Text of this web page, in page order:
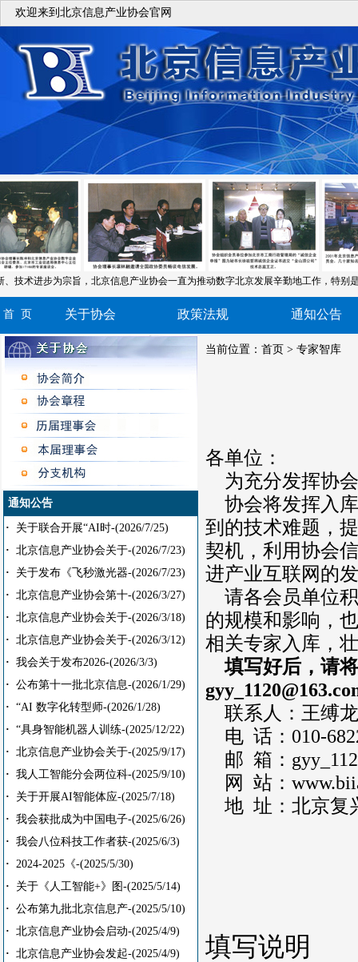
欢迎来到北京信息产业协会官网
术进步为宗旨，北京信息产业协会一直为推动数字北京发展辛勤地工作，特别是
首 页 关于协会 政策法规 通知公告
通知公告
· 关于联合开展“AI时-(2026/7/25)
· 北京信息产业协会关于-(2026/7/23)
·
关于发布《飞秒激光器-(2026/7/23)
· 北京信息产业协会第十-(2026/3/27)
· 北京信息产业协会关于-(2026/3/18)
· 北京信息产业协会关于-(2026/3/12)
· 我会关于发布2026-(2026/3/3)
· 公布第十一批北京信息-(2026/1/29)
· “AI 数字化转型师-(2026/1/28)
· “具身智能机器人训练-(2025/12/22)
· 北京信息产业协会关于-(2025/9/17)
· 我人工智能分会两位科-(2025/9/10)
·
关于开展AI智能体应-(2025/7/18)
· 我会获批成为中国电子-(2025/6/26)
· 我会八位科技工作者获-(2025/6/3)
· 2024-2025《-(2025/5/30)
·
关于《人工智能+》图-(2025/5/14)
· 公布第九批北京信息产-(2025/5/10)
· 北京信息产业协会启动-(2025/4/9)
· 北京信息产业协会发起-(2025/4/9)
当前位置： 首页 > 专家智库
各单位：
为充分发挥协
协会将发挥入
到的技术难题，
契机，利用协会
进产业互联网的
请各会员单位
的规模和影响，
相关专家入库，
填写好后，请
联系人：王缚
电 话：010-
邮 箱：
网 站：
地 址：北京复
填写说明